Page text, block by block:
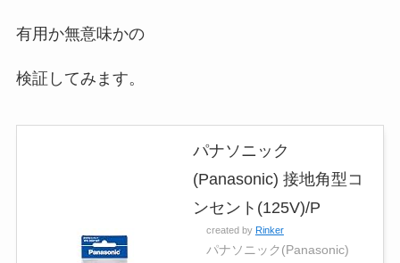
有用か無意味かの
検証してみます。
パナソニック
(Panasonic) 接地角型コ
ンセント(125V)/P
created by Rinker
パナソニック(Panasonic)